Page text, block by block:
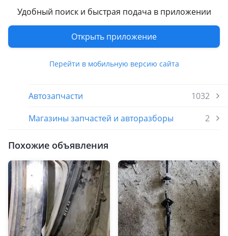
Удобный поиск и быстрая подача в приложении
Открыть приложение
Перейти в мобильную версию сайта
Машины
Легковые
1
Автозапчасти
1032
Магазины запчастей и авторазборы
2
Похожие объявления